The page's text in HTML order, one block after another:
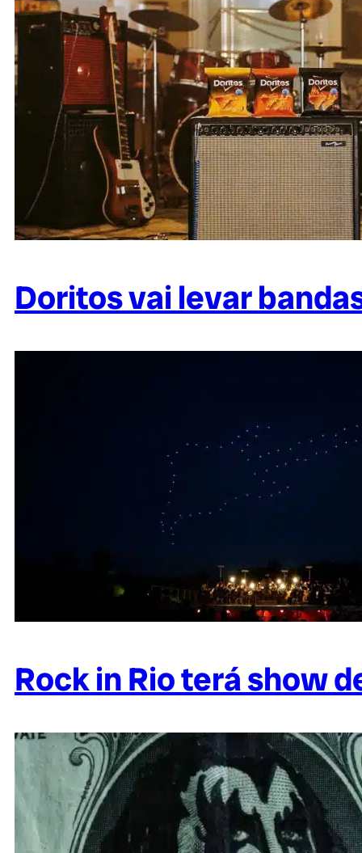
Doritos vai levar
Rock in Rio terá show